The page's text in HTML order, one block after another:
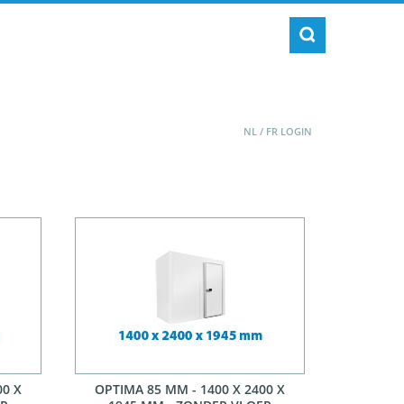
NL / FR LOGIN
X
OPTIMA 85 MM - 1400 X 2400 X